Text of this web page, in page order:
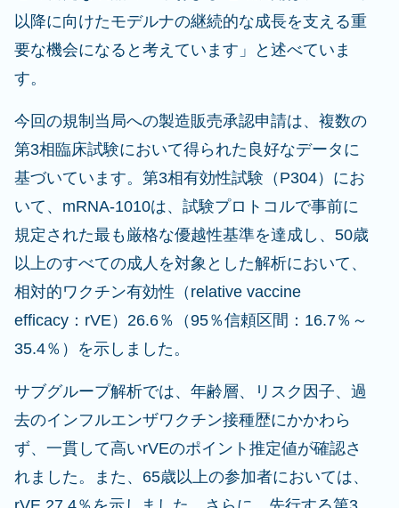
以降に向けたモデルナの継続的な成長を支える重
要な機会になると考えています」と述べていま
す。
今回の規制当局への製造販売承認申請は、複数の
第3相臨床試験において得られた良好なデータに
基づいています。第3相有効性試験（P304）にお
いて、mRNA-1010は、試験プロトコルで事前に
規定された最も厳格な優越性基準を達成し、50歳
以上のすべての成人を対象とした解析において、
相対的ワクチン有効性（relative vaccine
efficacy：rVE）26.6％（95％信頼区間：16.7％～
35.4％）を示しました。
サブグループ解析では、年齢層、リスク因子、過
去のインフルエンザワクチン接種歴にかかわら
ず、一貫して高いrVEのポイント推定値が確認さ
れました。また、65歳以上の参加者においては、